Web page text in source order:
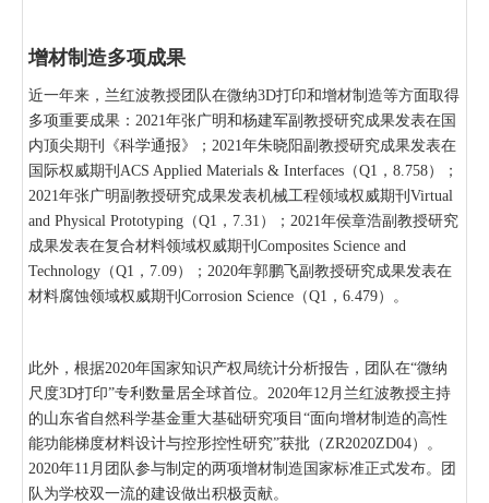
增材制造多项成果
近一年来，兰红波教授团队在微纳3D打印和增材制造等方面取得
多项重要成果：2021年张广明和杨建军副教授研究成果发表在国
内顶尖期刊《科学通报》；2021年朱晓阳副教授研究成果发表在
国际权威期刊ACS Applied Materials & Interfaces（Q1，8.758）；
2021年张广明副教授研究成果发表机械工程领域权威期刊Virtual
and Physical Prototyping（Q1，7.31）；2021年侯章浩副教授研究
成果发表在复合材料领域权威期刊Composites Science and
Technology（Q1，7.09）；2020年郭鹏飞副教授研究成果发表在
材料腐蚀领域权威期刊Corrosion Science（Q1，6.479）。
此外，根据2020年国家知识产权局统计分析报告，团队在“微纳
尺度3D打印”专利数量居全球首位。2020年12月兰红波教授主持
的山东省自然科学基金重大基础研究项目“面向增材制造的高性
能功能梯度材料设计与控形控性研究”获批（ZR2020ZD04）。
2020年11月团队参与制定的两项增材制造国家标准正式发布。团
队为学校双一流的建设做出积极贡献。